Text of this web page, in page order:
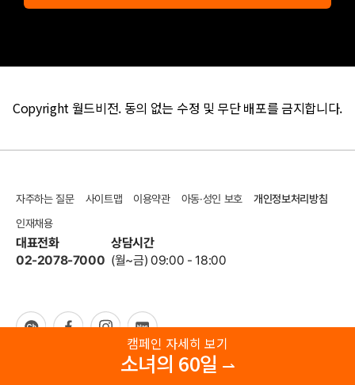
캠페인 자세히 보기
소녀의 60일
Copyright 월드비전. 동의 없는 수정 및 무단 배포를 금지합니다.
자주하는 질문 사이트맵 이용약관 아동·성인 보호
개인정보처리방침
인재채용
대표전화
02-2078-7000
상담시간
(월~금) 09:00 - 18:00